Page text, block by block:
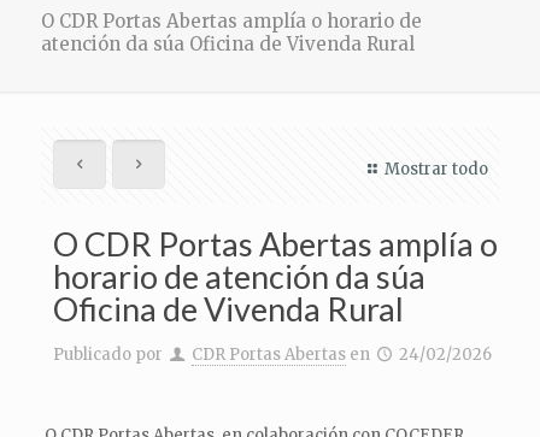
O CDR Portas Abertas amplía o horario de
atención da súa Oficina de Vivenda Rural
Mostrar todo
O CDR Portas Abertas amplía o
horario de atención da súa
Oficina de Vivenda Rural
Publicado por CDR Portas Abertas en 24/02/2026